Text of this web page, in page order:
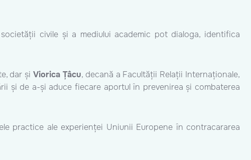
civile și a mediului academic pot dialoga, identifica
dar șiViorica Țâcu, decană a Facultății Relații Internaționale,
și de a-și aduce fiecare aportul în prevenirea și combaterea
practice ale experienței Uniunii Europene în contracararea